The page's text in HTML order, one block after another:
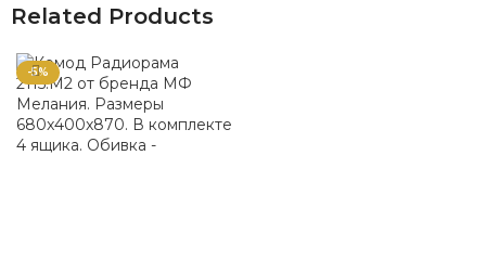
Related Products
-5%